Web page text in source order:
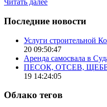
Читать далее
Последние новости
Услуги
20 09:50:47
Аренда самосвала в
ПЕСОК, ОТСЕВ,
19 14:24:05
Облако тегов